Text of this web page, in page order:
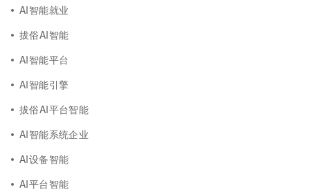
AI智能就业
拔俗AI智能
AI智能平台
AI智能引擎
拔俗AI平台智能
AI智能系统企业
AI设备智能
AI平台智能